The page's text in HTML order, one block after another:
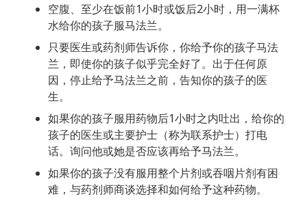
空腹、至少在饭前1小时或饭后2小时，用一满杯
水给你的孩子服马法兰。
只要医生或药剂师告诉你，你给予你的孩子马法
兰，即使你的孩子似乎完全好了。出于任何原
因，停止给予马法兰之前，告知你的孩子的医
生。
如果你的孩子服用药物后1小时之内吐出，给你的
孩子的医生或主要护士（称为联系护士）打电
话。询问他或她是否应该再给予马法兰。
如果你的孩子没有服用整个片剂或吞咽片剂有困
难，与药剂师商谈选择和如何给予这种药物。